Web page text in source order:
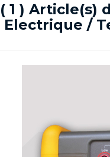
( 1 ) Article(s)
Electrique /